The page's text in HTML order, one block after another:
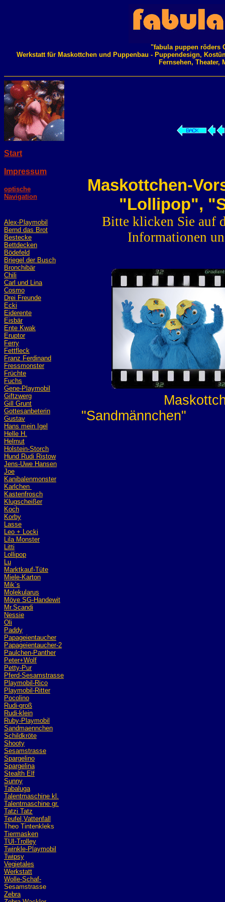
"fabula puppen röders
Werkstatt für Maskottchen und Puppenbau - Puppendesign,
Fernsehen, Theater,
Start
Impressum
optische
Navigation
Alex-Playmobil
Bernd das Brot
Bestecke
Bettdecken
Bödefeld
Briegel der Busch
Bronchibär
Chili
Carl und Lina
Cosmo
Drei Freunde
Ecki
Eiderente
Eisbär
Ente Kwak
Eruptor
Ferry
Fettfleck
Franz Ferdinand
Fressmonster
Früchte
Fuchs
Gene-Playmobil
Giftzwerg
Gill Grunt
Gottesanbeterin
Gustav
Hans mein Igel
Helle H.
Helmut
Holstein-Storch
Hund Rudi Ristow
Jens-Uwe Hansen
Joe
Kanibalenmonster
Karlchen
Kastenfrosch
Klugscheißer
Koch
Korby
Lasse
Leo + Locki
Lila Monster
Litti
Lollipop
Lu
Marktkauf-Tüte
Miele-Karton
Mik`s
Molekularus
Möve SG-Handewit
Mr.Scandi
Nessie
Oli
Paddy
Papageientaucher
Papageientaucher-2
Paulchen-Panther
Peter+Wolf
Petty-Pur
Pferd-Sesamstrasse
Playmobil -Rico
Playmobil-Ritter
Pocolino
Rudi-groß
Rudi-klein
Ruby-Playmobil
Sandmaennchen
Schildkröte
Shooty
Sesamstrasse
Spargelino
Spargelina
Stealth Elf
Sunny
Tabaluga
Talentmaschine kl.
Talentmaschine gr.
Tatzi Tatz
Teufel,Vattenfall
Theo Tintenkleks
Tiermasken
TUI-Trolley
Twinkle-Playmobil
Twipsy
Vegietales
Werkstatt
Wolle-Schaf-
Sesamstrasse
Zebra
Maskottchen-
"Lollipop",
Bitte klicken Sie auf
Informationen
"Sandmännchen"